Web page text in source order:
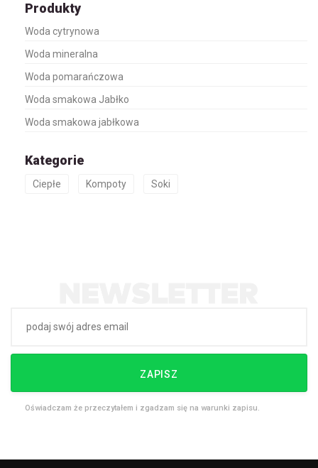
Produkty
Woda cytrynowa
Woda mineralna
Woda pomarańczowa
Woda smakowa Jabłko
Woda smakowa jabłkowa
Kategorie
Ciepłe Kompoty Soki
ZAPISZ
Oświadczam że przeczytałem i zgadzam się na warunki zapisu.